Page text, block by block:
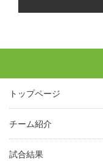
トップページ
チーム紹介
試合結果